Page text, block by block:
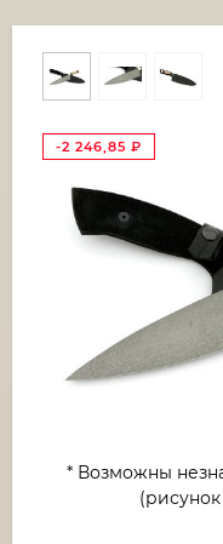
-2 246,85 ₽
* Возможны